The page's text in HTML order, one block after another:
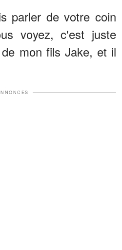
parler de votre coin
voyez, c'est juste
mon fils Jake, et il